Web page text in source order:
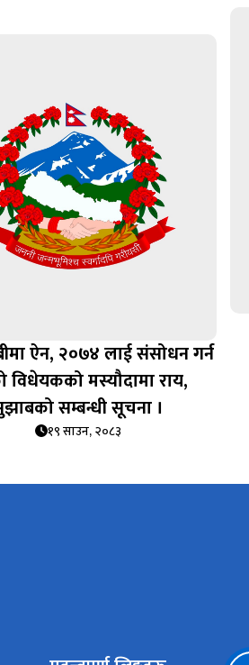
ऐन, २०७४ लाई संसोधन गर्न
विधेयकको मस्यौदामा राय,
सम्बन्धी सूचना ।
१९ साउन, २०८३